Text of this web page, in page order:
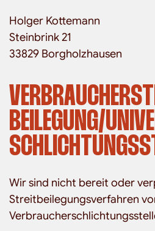
Holger Kottemann
Steinbrink 21
33829 Borgholzhausen
BEILEGUNG/
Wir sind nicht bereit oder
Streitbeilegungsverfahren